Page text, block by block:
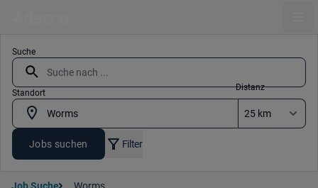
Suche
Standort
Distanz
Jobs suchen Filter